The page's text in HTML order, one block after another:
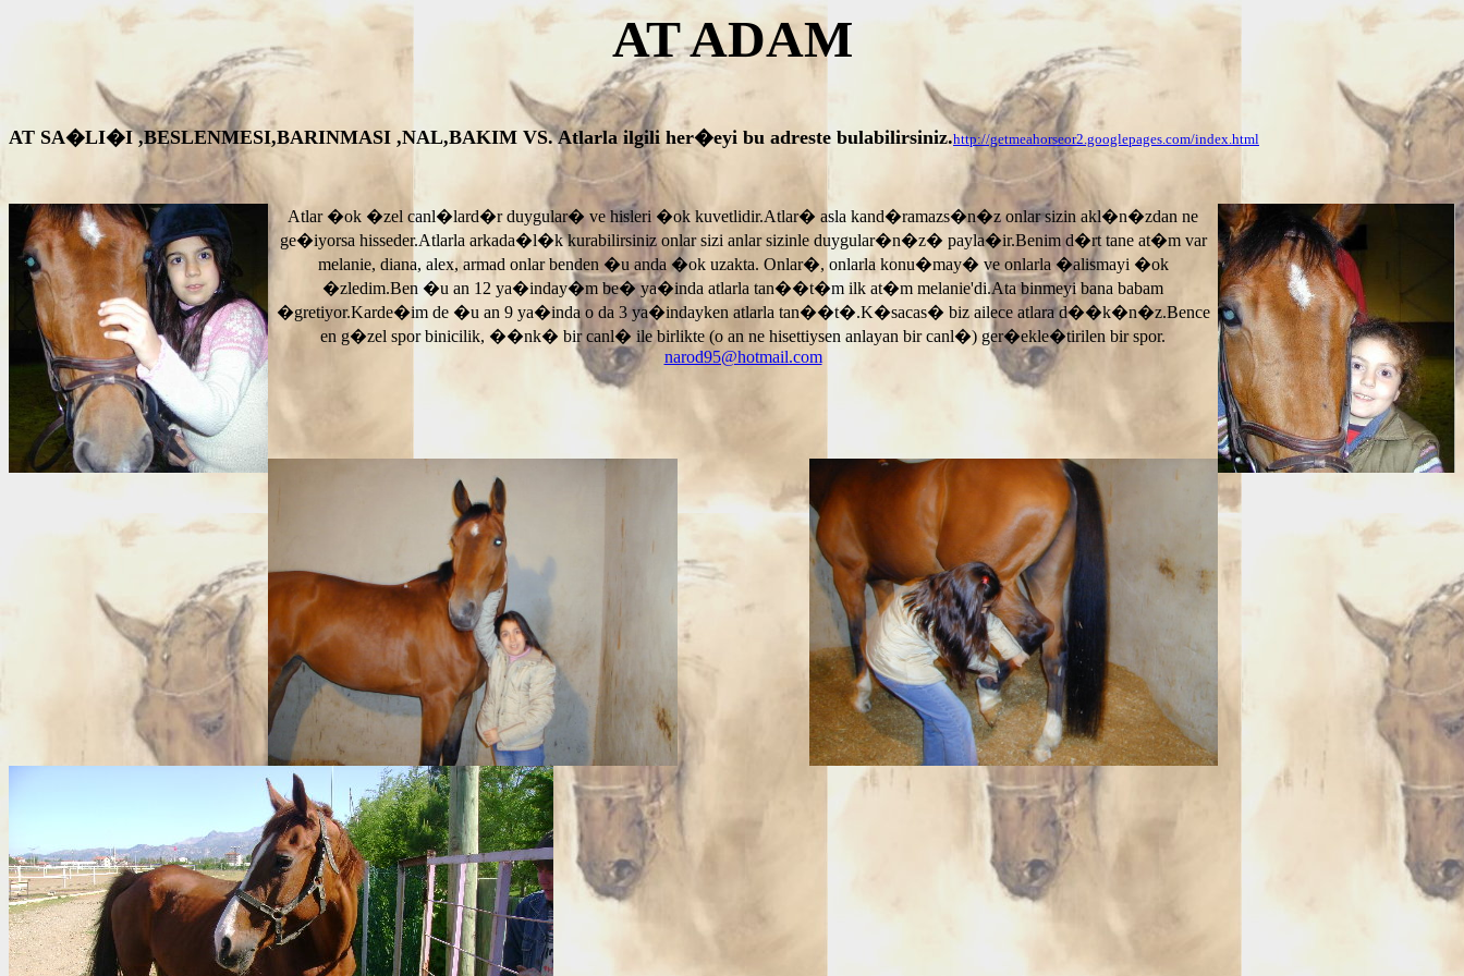
AT ADAM
AT SA�LI�I ,BESLENMESI,BARINMASI ,NAL,BAKIM VS. Atlarla ilgili her�eyi bu adreste bulabilirsiniz.http://getmeahorseor2.googlepages.com/index.html
Atlar �ok �zel canl�lard�r duygular� ve hisleri �ok kuvetlidir.Atlar� asla kand�ramazs�n�z onlar sizin akl�n�zdan ne
ge�iyorsa hisseder.Atlarla arkada�l�k kurabilirsiniz onlar sizi anlar sizinle duygular�n�z� payla�ir.Benim d�rt tane at�m var
melanie, diana, alex, armad onlar benden �u anda �ok uzakta. Onlar�, onlarla konu�may� ve onlarla �alismayi �ok
�zledim.Ben �u an 12 ya�inday�m be� ya�inda atlarla tan��t�m ilk at�m melanie'di.Ata binmeyi bana babam
�gretiyor.Karde�im de �u an 9 ya�inda o da 3 ya�indayken atlarla tan��t�.K�sacas� biz ailece atlara d��k�n�z.Bence
en g�zel spor binicilik, ��nk� bir canl� ile birlikte (o an ne hisettiysen anlayan bir canl�) ger�ekle�tirilen bir spor.
narod95@hotmail.com